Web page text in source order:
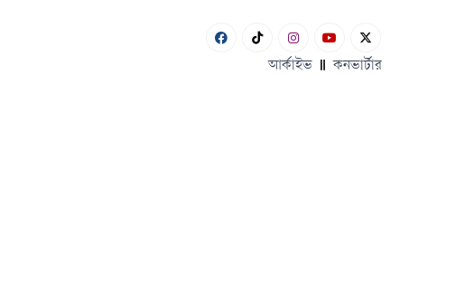
আর্কাইভ কনভার্টার